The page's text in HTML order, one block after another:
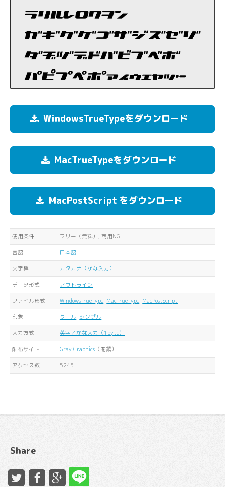
WindowsTrueTypeをダウンロード
MacTrueTypeをダウンロード
MacPostScript をダウンロード
使用条件 フリー（無料）, 商用NG
言語 日本語
文字種 カタカナ（かな入力）
データ形式 アウトライン
ファイル形式 WindowsTrueType, MacTrueType, MacPostScript
印象 クール, シンプル
入力方式 英字／かな入力（1byte）
配布サイト Gray Graphics （閉鎖）
アクセス数 5245
Share